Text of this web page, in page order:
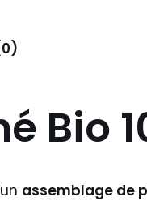
Bio
assemblage de